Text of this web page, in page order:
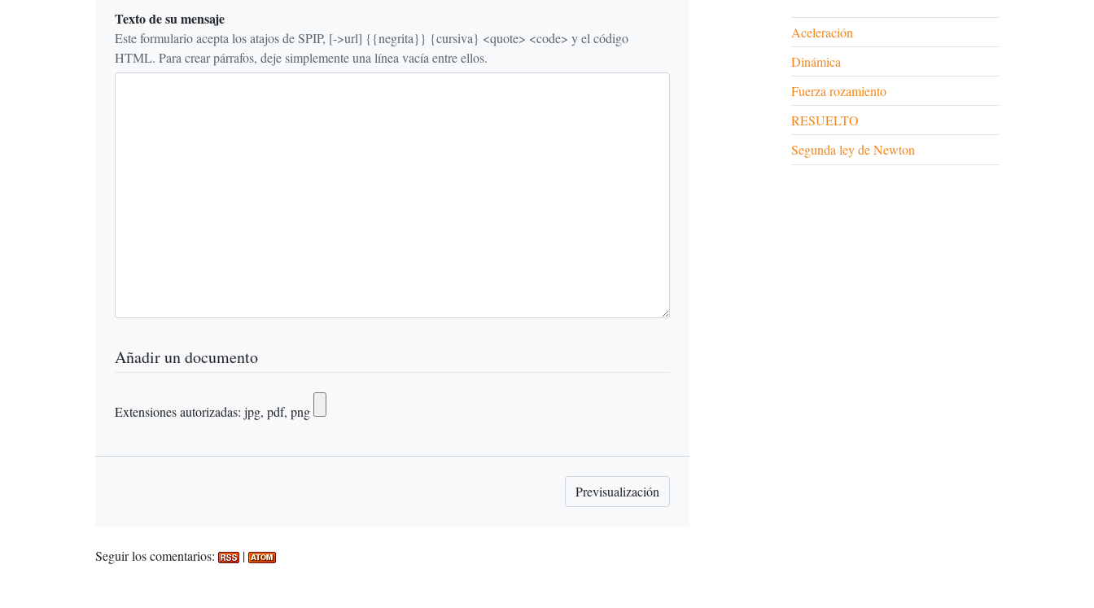
Texto de su mensaje
Este formulario acepta los atajos de SPIP, [->url] {{negrita}} {cursiva} <quote> <code> y el código
HTML. Para crear párrafos, deje simplemente una línea vacía entre ellos.
Añadir un documento
Extensiones autorizadas: jpg, pdf, png
Seguir los comentarios: |
Aceleración
Dinámica
Fuerza rozamiento
RESUELTO
Segunda ley de Newton